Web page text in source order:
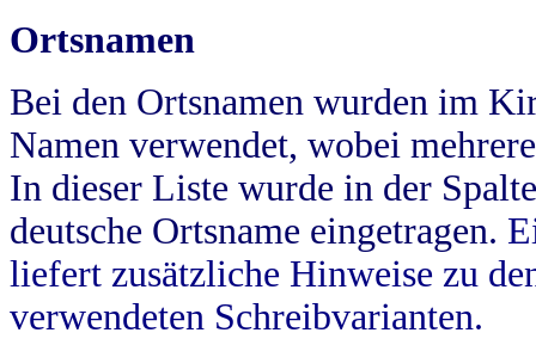
Ortsnamen
Bei den Ortsnamen wurden im
Namen verwendet, wobei
In dieser Liste wurde in der
deutsche Ortsname eingetragen.
liefert zusätzliche Hinweise zu
verwendeten Schreibvarianten.